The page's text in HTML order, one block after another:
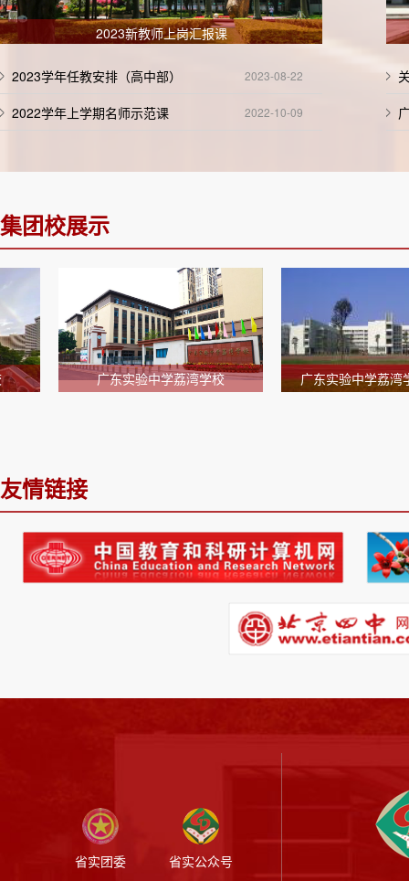
2023新教师上岗汇报课
2023-08-22
2023学年任教安排（高中部）
2022-10-09
2022学年上学期名师示范课
集团校展示
广东实验中学荔湾学校 广东实验中学荔湾学
友情链接
省实团委
省实公众号